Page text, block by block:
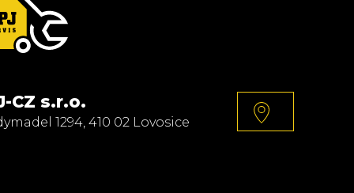
CZ s.r.o.
1294, 410 02 Lovosice